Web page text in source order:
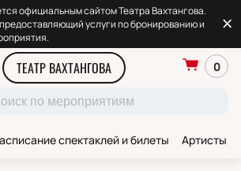
официальным сайтом Театра Вахтангова.
услуги по бронированию и
ТЕАТР ВАХТАНГОВА 0
спектаклей и билеты Артисты